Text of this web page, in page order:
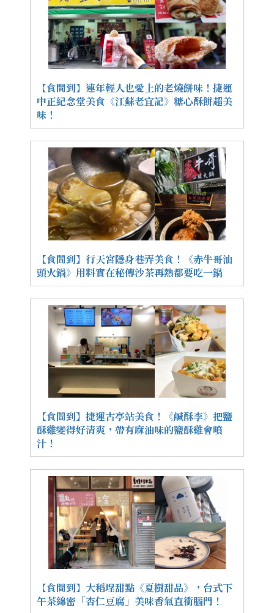
【食間到】連年輕人也愛上的老燒餅味！捷運
中正紀念堂美食《江蘇老宜記》糖心酥餅超美
味！
【食間到】行天宮隱身巷弄美食！《赤牛哥汕
頭火鍋》用料實在秘傳沙茶再熱都要吃一鍋
【食間到】捷運古亭站美食！《鹹酥李》把鹽
酥雞變得好清爽，帶有麻油味的鹽酥雞會噴
汁！
【食間到】大稻埕甜點《夏樹甜品》，台式下
午茶綿密「杏仁豆腐」美味香氣直衝腦門！